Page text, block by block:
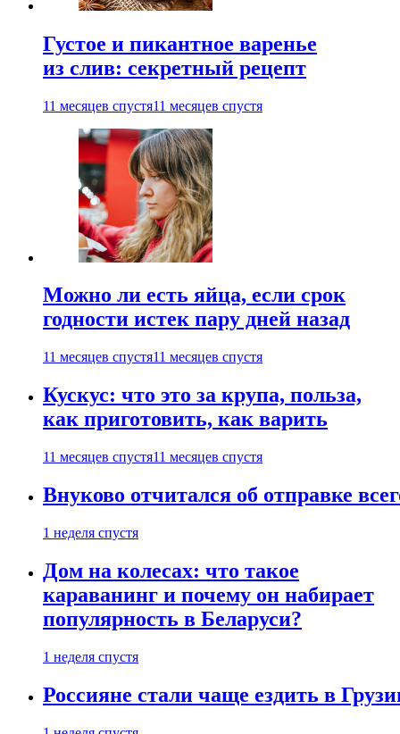
Густое и пикантное варенье
из слив: секретный рецепт
11 месяцев спустя11 месяцев спустя
Можно ли есть яйца, если срок
годности истек пару дней назад
11 месяцев спустя11 месяцев спустя
Кускус: что это за крупа, польза,
как приготовить, как варить
11 месяцев спустя11 месяцев спустя
Внуково отчитался об отправке
1 неделя спустя
Дом на колесах: что такое
караванинг и почему он набирает
популярность в Беларуси?
1 неделя спустя
Россияне стали чаще ездить в